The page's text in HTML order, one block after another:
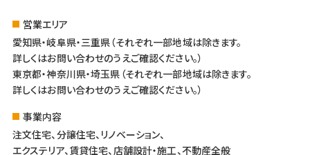
営業エリア
愛知県・岐阜県・三重県（それぞれ一部地域は除きます。
詳しくはお問い合わせのうえご確認ください。）
東京都・神奈川県・埼玉県（それぞれ一部地域は除きます。
詳しくはお問い合わせのうえご確認ください。）
事業内容
注文住宅、分譲住宅、リノベーション、
エクステリア、賃貸住宅、店舗設計・施工、不動産全般